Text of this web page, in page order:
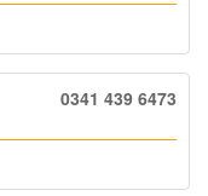
0341 439 6473